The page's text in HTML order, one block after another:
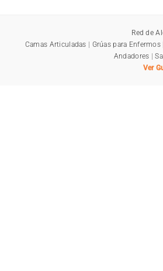
Red de
Camas Articuladas | Grúas para Enfermos
Andadores |
Ver